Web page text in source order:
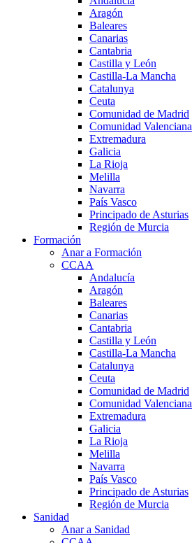
Aragón
Baleares
Canarias
Cantabria
Castilla y León
Castilla-La Mancha
Catalunya
Ceuta
Comunidad de Madrid
Comunidad Valenciana
Extremadura
Galicia
La Rioja
Melilla
Navarra
País Vasco
Principado de Asturias
Región de Murcia
Formación
Anar a Formación
CCAA
Andalucía
Aragón
Baleares
Canarias
Cantabria
Castilla y León
Castilla-La Mancha
Catalunya
Ceuta
Comunidad de Madrid
Comunidad Valenciana
Extremadura
Galicia
La Rioja
Melilla
Navarra
País Vasco
Principado de Asturias
Región de Murcia
Sanidad
Anar a Sanidad